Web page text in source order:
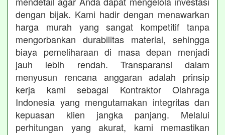
dengan bijak. Kami hadir dengan menawarkan
harga murah yang sangat kompetitif tanpa
mengorbankan durabilitas material, sehingga
biaya pemeliharaan di masa depan menjadi
jauh lebih rendah. Transparansi dalam
menyusun rencana anggaran adalah prinsip
kerja kami sebagai Kontraktor Olahraga
Indonesia yang mengutamakan integritas dan
kepuasan klien jangka panjang. Melalui
perhitungan yang akurat, kami memastikan